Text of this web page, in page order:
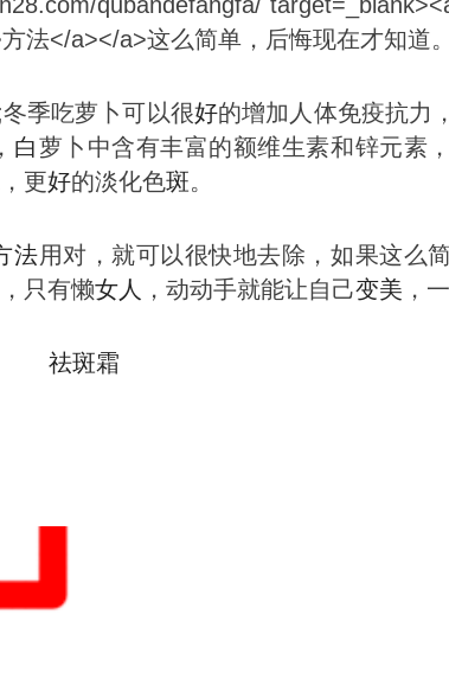
季吃萝卜可以很好的增加人体免疫抗力
， 白萝卜中含有丰富的额维生素和锌元素
更好的淡化色斑。
法用对，就可以很快地去除，如果这么
，只有懒女人 ，动动手就能让自己变美 ，